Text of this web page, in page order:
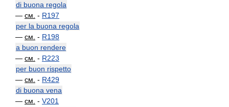
di buona regola
— см. - R197
per la buona regola
— см. - R198
a buon rendere
— см. - R223
per buon rispetto
— см. - R429
di buona vena
— см. - V201